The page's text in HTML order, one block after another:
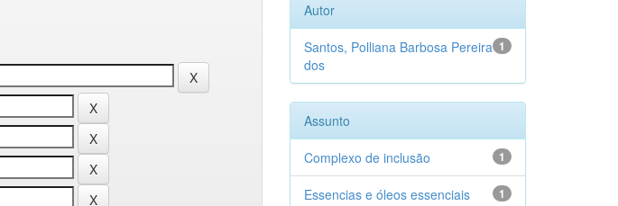
Autor
1
Santos, Polliana Barbosa Pereira
dos
Assunto
1
Complexo de inclusão
1
Essencias e óleos essenciais